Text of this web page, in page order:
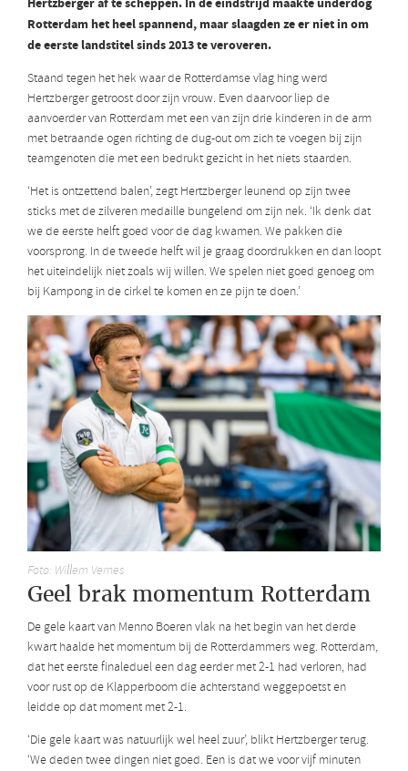
Hertzberger af te scheppen. In de eindstrijd maakte underdog
Rotterdam het heel spannend, maar slaagden ze er niet in om
de eerste landstitel sinds 2013 te veroveren.
Staand tegen het hek waar de Rotterdamse vlag hing werd
Hertzberger getroost door zijn vrouw. Even daarvoor liep de
aanvoerder van Rotterdam met een van zijn drie kinderen in de arm
met betraande ogen richting de dug-out om zich te voegen bij zijn
teamgenoten die met een bedrukt gezicht in het niets staarden.
‘Het is ontzettend balen’, zegt Hertzberger leunend op zijn twee
sticks met de zilveren medaille bungelend om zijn nek. ‘Ik denk dat
we de eerste helft goed voor de dag kwamen. We pakken die
voorsprong. In de tweede helft wil je graag doordrukken en dan loopt
het uiteindelijk niet zoals wij willen. We spelen niet goed genoeg om
bij Kampong in de cirkel te komen en ze pijn te doen.’
Foto: Willem Vernes
Geel brak momentum Rotterdam
De gele kaart van Menno Boeren vlak na het begin van het derde
kwart haalde het momentum bij de Rotterdammers weg. Rotterdam,
dat het eerste finaleduel een dag eerder met 2-1 had verloren, had
voor rust op de Klapperboom die achterstand weggepoetst en
leidde op dat moment met 2-1.
‘Die gele kaart was natuurlijk wel heel zuur’, blikt Hertzberger terug.
‘We deden twee dingen niet goed. Een is dat we voor vijf minuten